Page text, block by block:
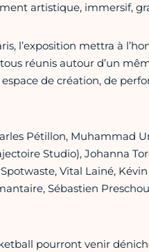
artistique, immersif,
l’exposition mettra à
réunis autour d’un
de création, de
Pétillon, Muhammad
Studio), Johanna
Vital Lainé,
Sébastien
pourront venir